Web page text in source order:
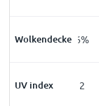
Wolkendecke
7% 6%
UV index
0 2